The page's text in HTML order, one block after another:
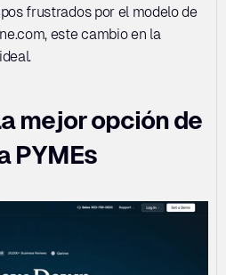
frustrados por el modelo de
este cambio en la
mejor opción de
PYMEs